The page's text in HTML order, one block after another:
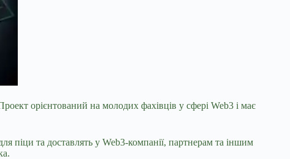
орієнтований на молодих фахівців у сфері Web3 і має
піци та доставлять у Web3-компанії, партнерам та іншим